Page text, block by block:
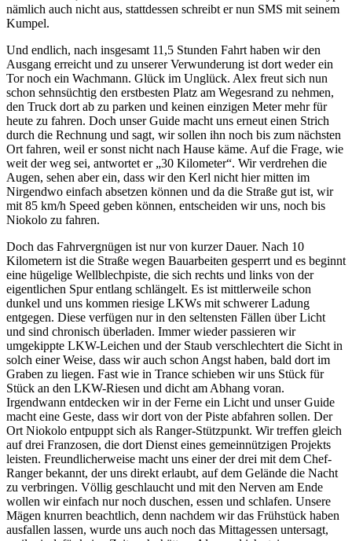
nämlich auch nicht aus, stattdessen schreibt er nun SMS mit seinem
Kumpel.
Und endlich, nach insgesamt 11,5 Stunden Fahrt haben wir den
Ausgang erreicht und zu unserer Verwunderung ist dort weder ein
Tor noch ein Wachmann. Glück im Unglück. Alex freut sich nun
schon sehnsüchtig den erstbesten Platz am Wegesrand zu nehmen,
den Truck dort ab zu parken und keinen einzigen Meter mehr für
heute zu fahren. Doch unser Guide macht uns erneut einen Strich
durch die Rechnung und sagt, wir sollen ihn noch bis zum nächsten
Ort fahren, weil er sonst nicht nach Hause käme. Auf die Frage, wie
weit der weg sei, antwortet er „30 Kilometer“. Wir verdrehen die
Augen, sehen aber ein, dass wir den Kerl nicht hier mitten im
Nirgendwo einfach absetzen können und da die Straße gut ist, wir
mit 85 km/h Speed geben können, entscheiden wir uns, noch bis
Niokolo zu fahren.
Doch das Fahrvergnügen ist nur von kurzer Dauer. Nach 10
Kilometern ist die Straße wegen Bauarbeiten gesperrt und es beginnt
eine hügelige Wellblechpiste, die sich rechts und links von der
eigentlichen Spur entlang schlängelt. Es ist mittlerweile schon
dunkel und uns kommen riesige LKWs mit schwerer Ladung
entgegen. Diese verfügen nur in den seltensten Fällen über Licht
und sind chronisch überladen. Immer wieder passieren wir
umgekippte LKW-Leichen und der Staub verschlechtert die Sicht in
solch einer Weise, dass wir auch schon Angst haben, bald dort im
Graben zu liegen. Fast wie in Trance schieben wir uns Stück für
Stück an den LKW-Riesen und dicht am Abhang voran.
Irgendwann entdecken wir in der Ferne ein Licht und unser Guide
macht eine Geste, dass wir dort von der Piste abfahren sollen. Der
Ort Niokolo entpuppt sich als Ranger-Stützpunkt. Wir treffen gleich
auf drei Franzosen, die dort Dienst eines gemeinnützigen Projekts
leisten. Freundlicherweise macht uns einer der drei mit dem Chef-
Ranger bekannt, der uns direkt erlaubt, auf dem Gelände die Nacht
zu verbringen. Völlig geschlaucht und mit den Nerven am Ende
wollen wir einfach nur noch duschen, essen und schlafen. Unsere
Mägen knurren beachtlich, denn nachdem wir das Frühstück haben
ausfallen lassen, wurde uns auch noch das Mittagessen untersagt,